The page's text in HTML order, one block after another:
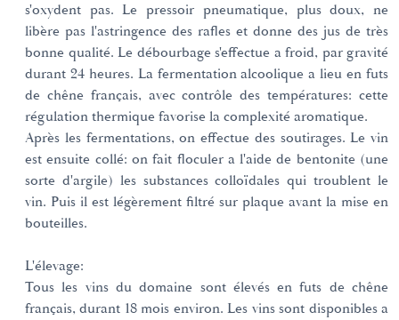
s'oxydent pas. Le pressoir pneumatique, plus doux, ne
libère pas l'astringence des rafles et donne des jus de très
bonne qualité. Le débourbage s'effectue a froid, par gravité
durant 24 heures. La fermentation alcoolique a lieu en futs
de chêne français, avec contrôle des températures: cette
régulation thermique favorise la complexité aromatique.
Après les fermentations, on effectue des soutirages. Le vin
est ensuite collé: on fait floculer a l'aide de bentonite (une
sorte d'argile) les substances colloïdales qui troublent le
vin. Puis il est légèrement filtré sur plaque avant la mise en
bouteilles.
L'élevage:
Tous les vins du domaine sont élevés en futs de chêne
français, durant 18 mois environ. Les vins sont disponibles a